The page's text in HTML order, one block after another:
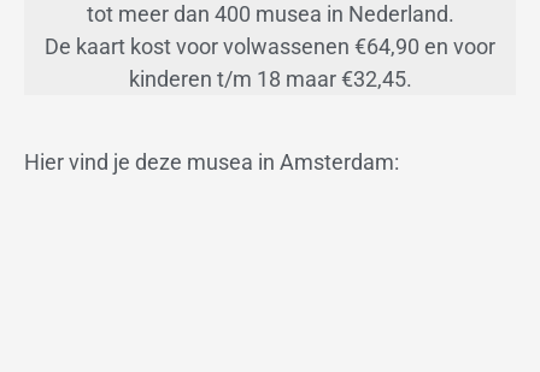
tot meer dan 400 musea in Nederland.
De kaart kost voor volwassenen €64,90 en voor
kinderen t/m 18 maar €32,45.
Hier vind je deze musea in Amsterdam: